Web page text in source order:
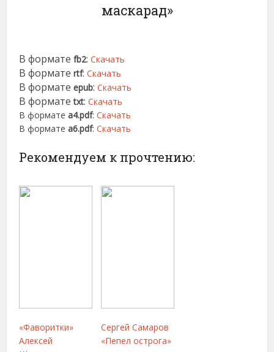
маскарад»
В форматеfb2:Скачать
В форматеrtf:Скачать
В форматеepub:Скачать
В форматеtxt:Скачать
В форматеa4.pdf:Скачать
В форматеa6.pdf:Скачать
Рекомендуем к прочтению:
«Фаворитки»
Алексей
Сергей Самаров
«Пепел острога»